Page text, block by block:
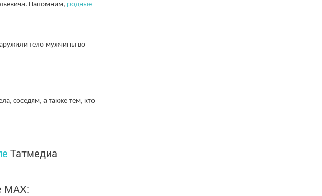
Напомним, родные
тело мужчины во
соседям, а также тем, кто
Татмедиа
MАХ: